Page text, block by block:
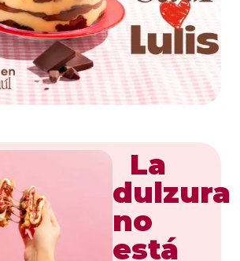
La
dulzura
no
está